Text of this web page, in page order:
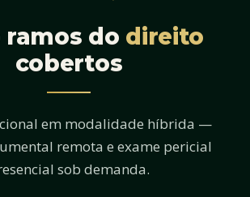
ramos do direito
cobertos
em modalidade híbrida —
remota e exame pericial
sob demanda.